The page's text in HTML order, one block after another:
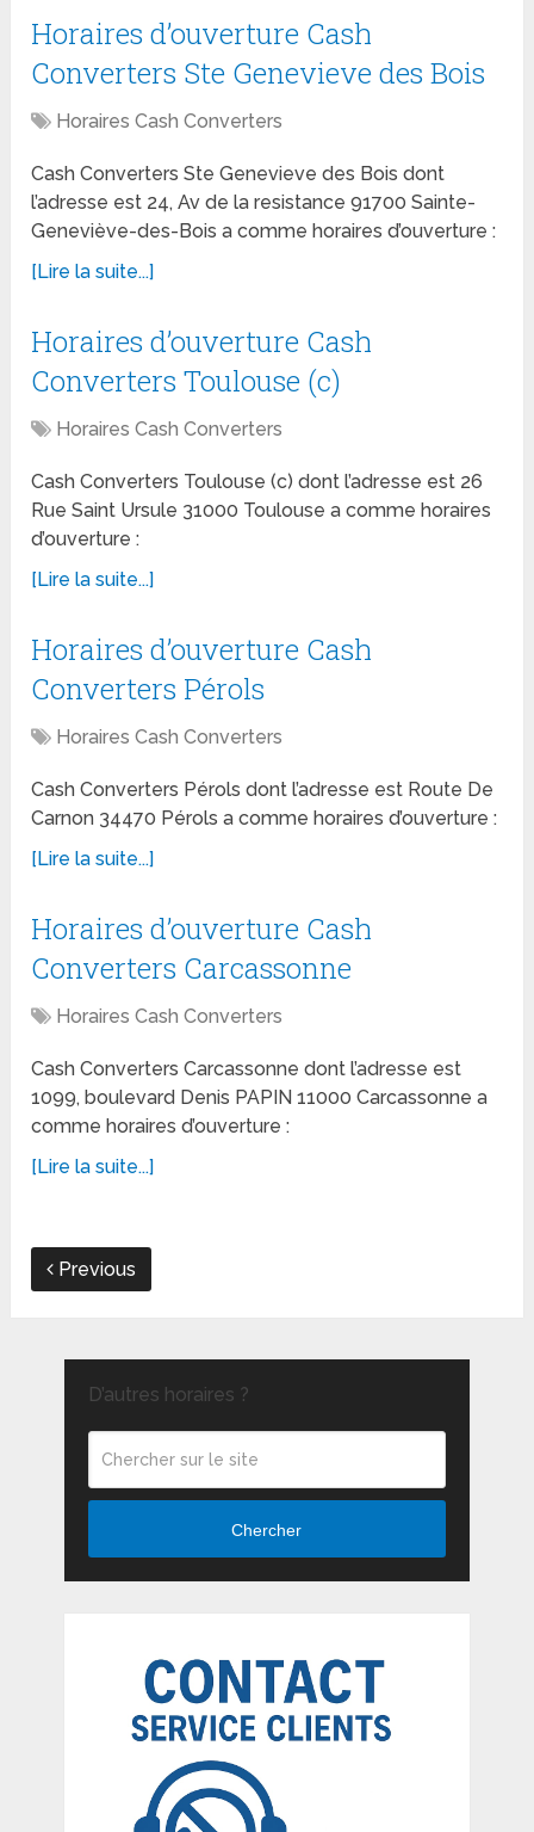
Horaires d’ouverture Cash
Converters Ste Genevieve des Bois
Horaires Cash Converters
Cash Converters Ste Genevieve des Bois dont
l’adresse est 24, Av de la resistance 91700 Sainte-
Geneviève-des-Bois a comme horaires d’ouverture :
[Lire la suite...]
Horaires d’ouverture Cash
Converters Toulouse (c)
Horaires Cash Converters
Cash Converters Toulouse (c) dont l’adresse est 26
Rue Saint Ursule 31000 Toulouse a comme horaires
d’ouverture :
[Lire la suite...]
Horaires d’ouverture Cash
Converters Pérols
Horaires Cash Converters
Cash Converters Pérols dont l’adresse est Route De
Carnon 34470 Pérols a comme horaires d’ouverture :
[Lire la suite...]
Horaires d’ouverture Cash
Converters Carcassonne
Horaires Cash Converters
Cash Converters Carcassonne dont l’adresse est
1099, boulevard Denis PAPIN 11000 Carcassonne a
comme horaires d’ouverture :
[Lire la suite...]
Previous
D’autres horaires ?
Chercher